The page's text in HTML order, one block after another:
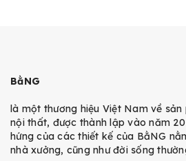
BằNG
là một thương hiệu Việt Nam về
nội thất, được thành lập vào năm
hứng của các thiết kế của BằNG
nhà xưởng, cũng như đời sống